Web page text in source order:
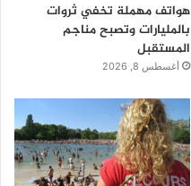
هواتف مهملة تخفي ثروات
بالمليارات وتصبح مناجم
المستقبل
أغسطس 8, 2026